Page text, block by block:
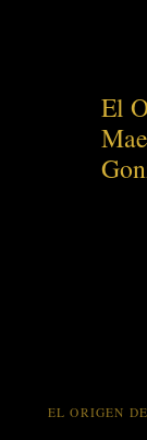
El
EL ORIGEN